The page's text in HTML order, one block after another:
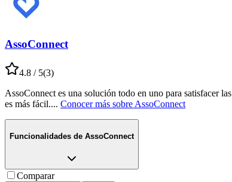
AssoConnect
4.8 / 5(3)
AssoConnect es una solución todo en uno para satisfacer
es más fácil.... Conocer más sobreAssoConnect
Funcionalidades de AssoConnect
Comparar